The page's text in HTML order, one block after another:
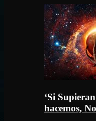
‘Si
hacemos,